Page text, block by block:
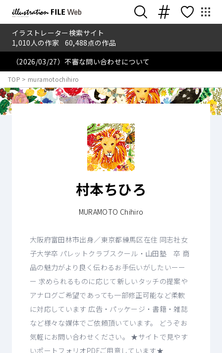
イラストレーター検索サイト
1,010人の作家 60,488点の作品
（2026/03/27）不審な問い合わせについて
TOP > muramotochihiro
村本ちひろ
MURAMOTO Chihiro
大阪府富田林市出身／東京都練馬区在住 同志社女
子大学卒 パレットクラブスクール・山田塾 卒 商
品の魅力がより良く伝わるお手伝いがしたいーー
ー 求められるものに応じて新しいタッチの提案や
アナログご希望であっても一部修正可能など柔軟
に対応しています 広告・パッケージ・書籍・雑誌
など様々な媒体でご依頼頂いています。 どうぞお
気軽にお問い合わせください。 ★サイトで見やす
いポートフォリオPDFご用意しています★